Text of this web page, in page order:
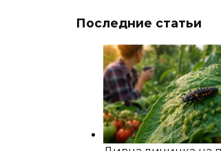
Последние статьи